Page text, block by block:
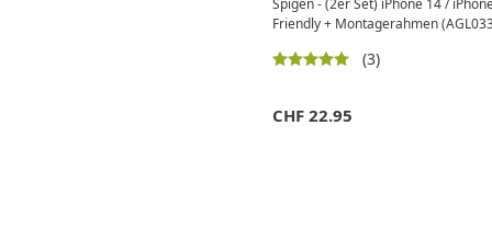
Spigen - (2er Set) iPhone 14 /
Friendly + Montagerahmen
(3)
CHF 22.95